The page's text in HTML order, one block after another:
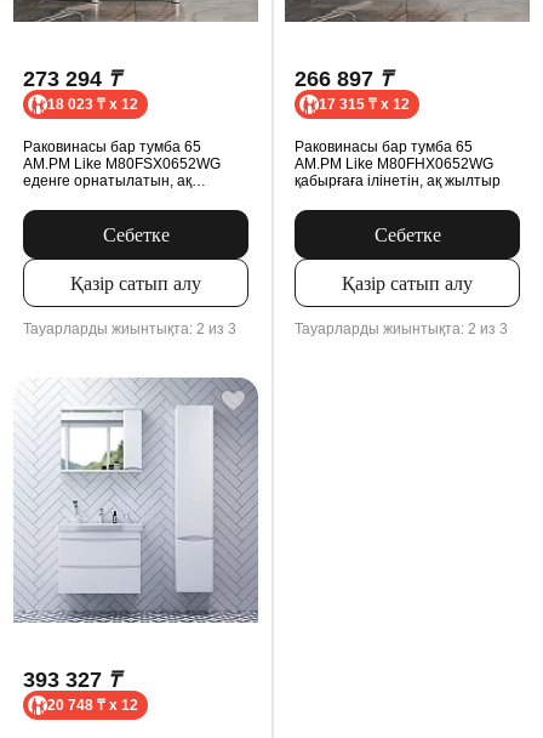
273 294 ₸
18 023 ₸ x 12
Раковинасы бар тумба 65
AM.PM Like M80FSX0652WG
еденге орнатылатын, ақ
Себетке
Қазір сатып алу
Тауарларды жиынтықта: 2 из 3
266 897 ₸
17 315 ₸ x 12
Раковинасы бар тумба 65
AM.PM Like M80FHX0652WG
қабырғаға ілінетін, ақ жылтыр
Себетке
Қазір сатып алу
Тауарларды жиынтықта: 2 из 3
393 327 ₸
20 748 ₸ x 12